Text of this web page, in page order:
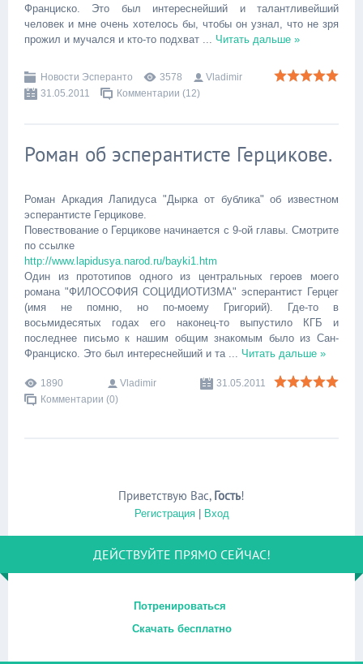
Франциско. Это был интереснейший и талантливейший
человек и мне очень хотелось бы, чтобы он узнал, что не зря
прожил и мучался и кто-то подхват ... Читать дальше »
Новости Эсперанто 3578
Vladimir
31.05.2011
Комментарии (12)
Роман об эсперантисте Герцикове.
Роман Аркадия Лапидуса "Дырка от бублика" об известном
эсперантисте Герцикове.
Повествование о Герцикове начинается с 9-ой главы. Смотрите
по ссылке
http://www.lapidusya.narod.ru/bayki1.htm
Один из прототипов одного из центральных героев моего
романа "ФИЛОСОФИЯ СОЦИДИОТИЗМА" эсперантист Герцег
(имя не помню, но по-моему Григорий). Где-то в
восьмидесятых годах его наконец-то выпустило КГБ и
последнее письмо к нашим общим знакомым было из Сан-
Франциско. Это был интереснейший и та ... Читать дальше »
1890 Vladimir
31.05.2011
Комментарии (0)
Приветствую Вас, Гость!
Регистрация| Вход
ДЕЙСТВУЙТЕ ПРЯМО СЕЙЧАС!
Потренироваться
Скачать бесплатно